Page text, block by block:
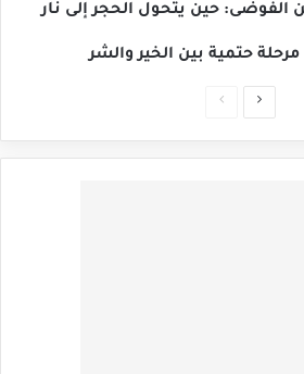
حين يتحول الحجر إلى نار
مرحلة حتمية بين الخير والشر
الصفحةالصفحة